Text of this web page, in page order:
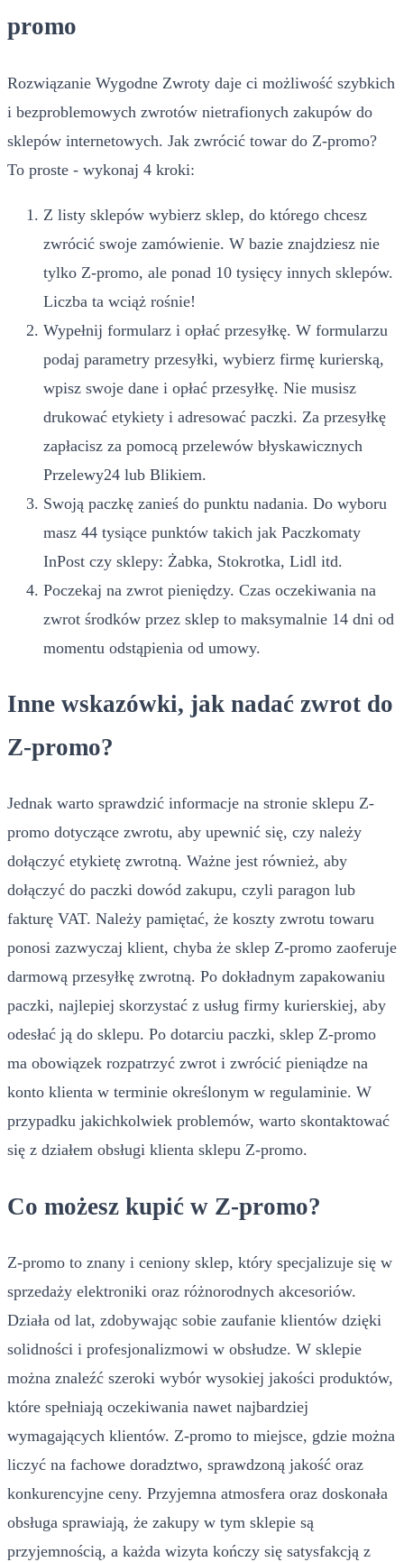
promo
Rozwiązanie Wygodne Zwroty daje ci możliwość szybkich
i bezproblemowych zwrotów nietrafionych zakupów do
sklepów internetowych. Jak zwrócić towar do Z-promo?
To proste - wykonaj 4 kroki:
Z listy sklepów wybierz sklep, do którego chcesz
zwrócić swoje zamówienie. W bazie znajdziesz nie
tylko Z-promo, ale ponad 10 tysięcy innych sklepów.
Liczba ta wciąż rośnie!
Wypełnij formularz i opłać przesyłkę. W formularzu
podaj parametry przesyłki, wybierz firmę kurierską,
wpisz swoje dane i opłać przesyłkę. Nie musisz
drukować etykiety i adresować paczki. Za przesyłkę
zapłacisz za pomocą przelewów błyskawicznych
Przelewy24 lub Blikiem.
Swoją paczkę zanieś do punktu nadania. Do wyboru
masz 44 tysiące punktów takich jak Paczkomaty
InPost czy sklepy: Żabka, Stokrotka, Lidl itd.
Poczekaj na zwrot pieniędzy. Czas oczekiwania na
zwrot środków przez sklep to maksymalnie 14 dni od
momentu odstąpienia od umowy.
Inne wskazówki, jak nadać zwrot do
Z-promo?
Jednak warto sprawdzić informacje na stronie sklepu Z-
promo dotyczące zwrotu, aby upewnić się, czy należy
dołączyć etykietę zwrotną. Ważne jest również, aby
dołączyć do paczki dowód zakupu, czyli paragon lub
fakturę VAT. Należy pamiętać, że koszty zwrotu towaru
ponosi zazwyczaj klient, chyba że sklep Z-promo zaoferuje
darmową przesyłkę zwrotną. Po dokładnym zapakowaniu
paczki, najlepiej skorzystać z usług firmy kurierskiej, aby
odesłać ją do sklepu. Po dotarciu paczki, sklep Z-promo
ma obowiązek rozpatrzyć zwrot i zwrócić pieniądze na
konto klienta w terminie określonym w regulaminie. W
przypadku jakichkolwiek problemów, warto skontaktować
się z działem obsługi klienta sklepu Z-promo.
Co możesz kupić w Z-promo?
Z-promo to znany i ceniony sklep, który specjalizuje się w
sprzedaży elektroniki oraz różnorodnych akcesoriów.
Działa od lat, zdobywając sobie zaufanie klientów dzięki
solidności i profesjonalizmowi w obsłudze. W sklepie
można znaleźć szeroki wybór wysokiej jakości produktów,
które spełniają oczekiwania nawet najbardziej
wymagających klientów. Z-promo to miejsce, gdzie można
liczyć na fachowe doradztwo, sprawdzoną jakość oraz
konkurencyjne ceny. Przyjemna atmosfera oraz doskonała
obsługa sprawiają, że zakupy w tym sklepie są
przyjemnością, a każda wizyta kończy się satysfakcją z